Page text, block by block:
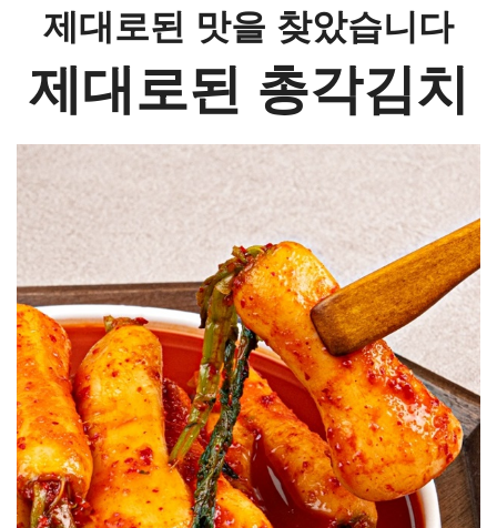
제대로된 맛을 찾았습니다
제대로된 총각김치